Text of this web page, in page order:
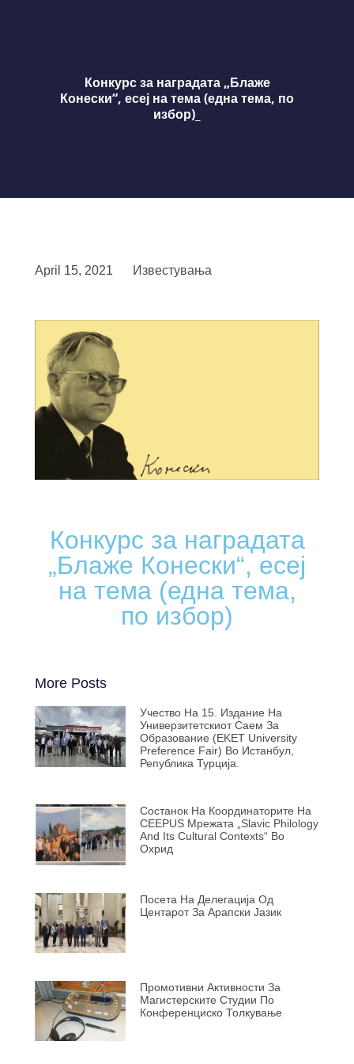
Конкурс за наградата „Блаже
Конески“, есеј на тема (една тема, по
избор)_
April 15, 2021 Известувања
Конкурс за наградата
„Блаже Конески“, есеј
на тема (една тема,
по избор)
More Posts
Учество На 15. Издание На
Универзитетскиот Саем За
Образование (EKET University
Preference Fair) Во Истанбул,
Република Турција.
Состанок На Координаторите На
CEEPUS Мрежата „Slavic Philology
And Its Cultural Contexts“ Во
Охрид
Посета На Делегација Од
Центарот За Арапски Јазик
Промотивни Активности За
Магистерските Студии По
Конференциско Толкување